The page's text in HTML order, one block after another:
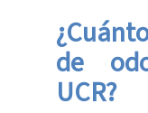
de
UCR?